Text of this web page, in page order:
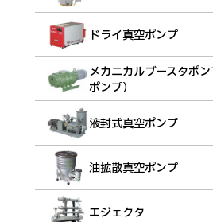
ドライ真空ポンプ
メカニカルブースタポ
ポンプ）
液封式真空ポンプ
油拡散真空ポンプ
エジェクタ